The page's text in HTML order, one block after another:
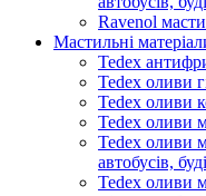
Ravenol
Мастильні
Tedex
Tedex оливи
Tedex оливи
Tedex оливи
Tedex оливи
автобусів,
Tedex оливи